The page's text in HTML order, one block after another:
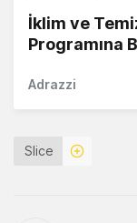
İklim ve
Programına
Adrazzi
Slice